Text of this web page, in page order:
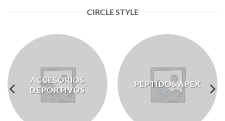
CIRCLE STYLE
ACCESORIOS
DEPORTIVOS
PEPTIDOS APEX